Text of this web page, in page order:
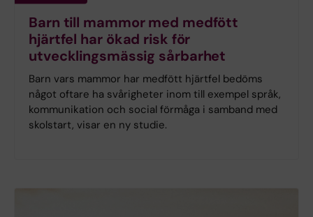
Barn till mammor med medfött
hjärtfel har ökad risk för
utvecklingsmässig sårbarhet
Barn vars mammor har medfött hjärtfel bedöms
något oftare ha svårigheter inom till exempel språk,
kommunikation och social förmåga i samband med
skolstart, visar en ny studie.